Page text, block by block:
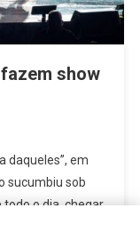
show
daqueles”, em
sucumbiu sob
o dia, chegar
uma multidão de